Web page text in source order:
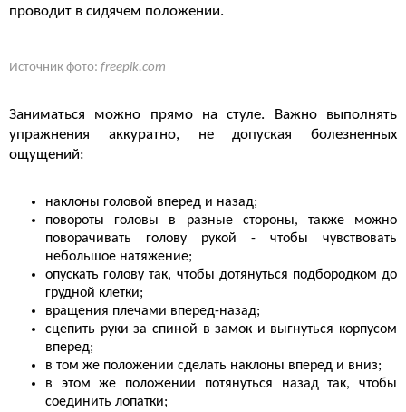
проводит в сидячем положении.
Источник фото: freepik.com
Заниматься можно прямо на стуле. Важно выполнять
упражнения аккуратно, не допуская болезненных
ощущений:
наклоны головой вперед и назад;
повороты головы в разные стороны, также можно
поворачивать голову рукой - чтобы чувствовать
небольшое натяжение;
опускать голову так, чтобы дотянуться подбородком до
грудной клетки;
вращения плечами вперед-назад;
сцепить руки за спиной в замок и выгнуться корпусом
вперед;
в том же положении сделать наклоны вперед и вниз;
в этом же положении потянуться назад так, чтобы
соединить лопатки;